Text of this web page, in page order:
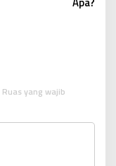
Ruas yang wajib